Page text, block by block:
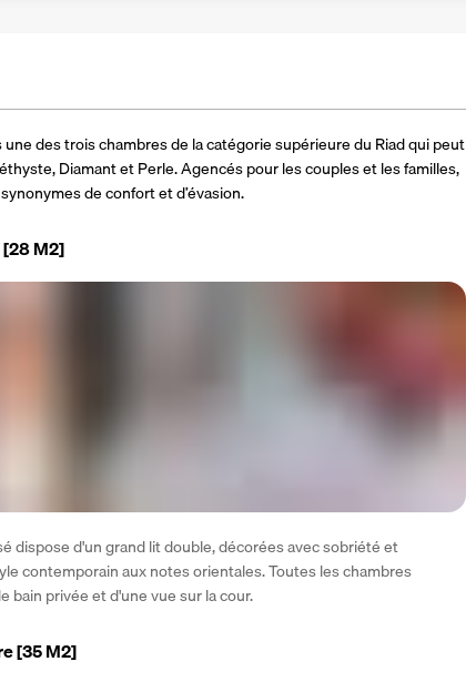
des trois chambres de la catégorie supérieure du Riad qui peut
Diamant et Perle. Agencés pour les couples et les familles,
de confort et d’évasion.
[28 M2]
dispose d'un grand lit double, décorées avec sobriété et
contemporain aux notes orientales. Toutes les chambres
bain privée et d'une vue sur la cour.
[35 M2]